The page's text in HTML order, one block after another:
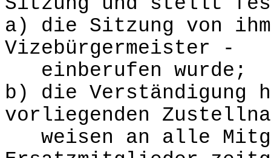
a) die Sitzung von
Vizebürgermeister -
einberufen wurde;
b) die Verständigung
vorliegenden
weisen an alle